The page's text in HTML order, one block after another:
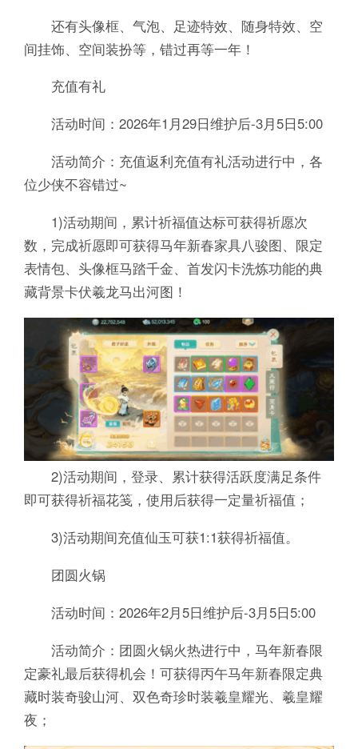
还有头像框、气泡、足迹特效、随身特效、空
间挂饰、空间装扮等，错过再等一年！
充值有礼
活动时间：2026年1月29日维护后-3月5日5:00
活动简介：充值返利充值有礼活动进行中，各
位少侠不容错过~
1)活动期间，累计祈福值达标可获得祈愿次
数，完成祈愿即可获得马年新春家具八骏图、限定
表情包、头像框马踏千金、首发闪卡洗炼功能的典
藏背景卡伏羲龙马出河图！
2)活动期间，登录、累计获得活跃度满足条件
即可获得祈福花笺，使用后获得一定量祈福值；
3)活动期间充值仙玉可获1:1获得祈福值。
团圆火锅
活动时间：2026年2月5日维护后-3月5日5:00
活动简介：团圆火锅火热进行中，马年新春限
定豪礼最后获得机会！可获得丙午马年新春限定典
藏时装奇骏山河、双色奇珍时装羲皇耀光、羲皇耀
夜；